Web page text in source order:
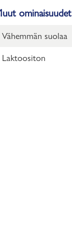
ominaisuudet
Vähemmän suolaa
Laktoositon